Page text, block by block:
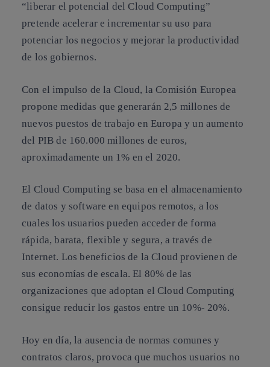
“liberar el potencial del Cloud Computing”
pretende acelerar e incrementar su uso para
potenciar los negocios y mejorar la productividad
de los gobiernos.
Con el impulso de la Cloud, la Comisión Europea
propone medidas que generarán 2,5 millones de
nuevos puestos de trabajo en Europay un aumento
del PIB de 160.000 millones de euros,
aproximadamente un 1% en el 2020.
El Cloud Computing se basa en el almacenamiento
de datos y software en equipos remotos, a los
cuales los usuarios pueden acceder de forma
rápida, barata, flexible y segura, a través de
Internet. Los beneficios de la Cloud provienen de
sus economías de escala. El 80% de las
organizaciones que adoptan el Cloud Computing
consigue reducir los gastos entre un 10%- 20%.
Hoy en día, la ausencia de normas comunes y
contratos claros, provoca que muchos usuarios no